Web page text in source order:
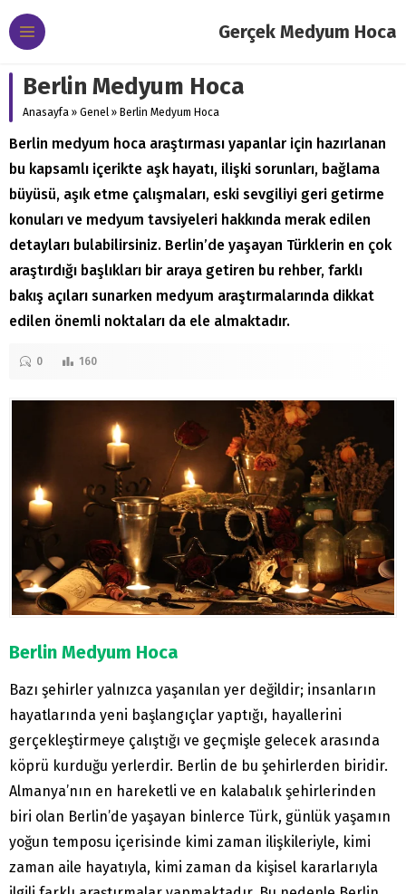
Gerçek Medyum Hoca
Berlin Medyum Hoca
Anasayfa » Genel » Berlin Medyum Hoca
Berlin medyum hoca araştırması yapanlar için hazırlanan
bu kapsamlı içerikte aşk hayatı, ilişki sorunları, bağlama
büyüsü, aşık etme çalışmaları, eski sevgiliyi geri getirme
konuları ve medyum tavsiyeleri hakkında merak edilen
detayları bulabilirsiniz. Berlin’de yaşayan Türklerin en çok
araştırdığı başlıkları bir araya getiren bu rehber, farklı
bakış açıları sunarken medyum araştırmalarında dikkat
edilen önemli noktaları da ele almaktadır.
0 160
Berlin Medyum Hoca
Bazı şehirler yalnızca yaşanılan yer değildir; insanların
hayatlarında yeni başlangıçlar yaptığı, hayallerini
gerçekleştirmeye çalıştığı ve geçmişle gelecek arasında
köprü kurduğu yerlerdir. Berlin de bu şehirlerden biridir.
Almanya’nın en hareketli ve en kalabalık şehirlerinden
biri olan Berlin’de yaşayan binlerce Türk, günlük yaşamın
yoğun temposu içerisinde kimi zaman ilişkileriyle, kimi
zaman aile hayatıyla, kimi zaman da kişisel kararlarıyla